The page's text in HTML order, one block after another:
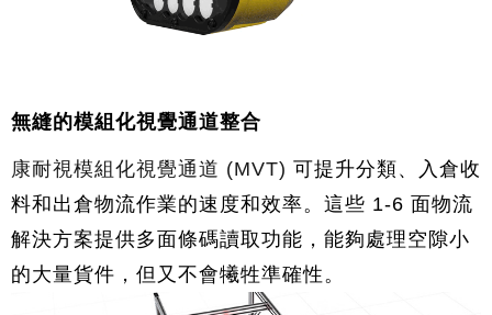
無縫的模組化視覺通道整合
康耐視模組化視覺通道 (MVT) 可提升分類、入倉收
料和出倉物流作業的速度和效率。這些 1-6 面物流
解決方案提供多面條碼讀取功能，能夠處理空隙小
的大量貨件，但又不會犧牲準確性。